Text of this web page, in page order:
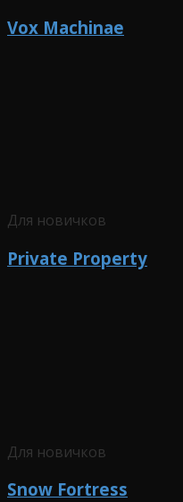
Vox Machinae
Для новичков
Private Property
Для новичков
Snow Fortress